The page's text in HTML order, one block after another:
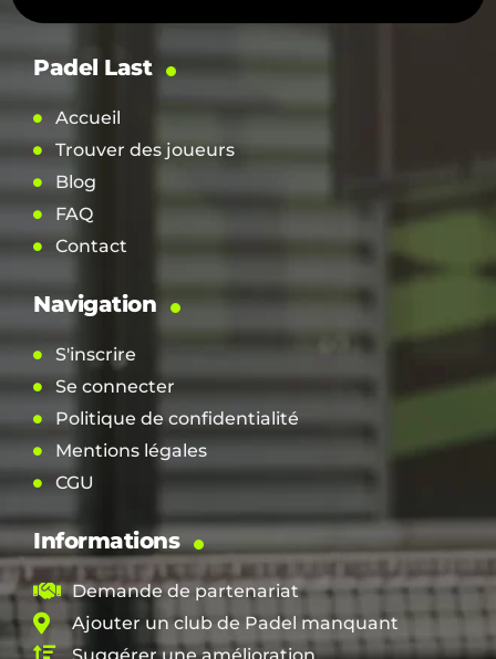
Padel Last
Accueil
Trouver des joueurs
Blog
FAQ
Contact
Navigation
S'inscrire
Se connecter
Politique de confidentialité
Mentions légales
CGU
Informations
Demande de partenariat
Ajouter un club de Padel manquant